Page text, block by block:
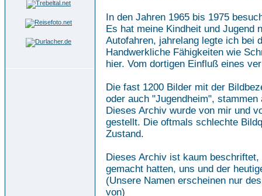
In den Jahren 1965 bis 1975
Es hat meine Kindheit und Jugend
Autofahren, jahrelang legte ich bei
Handwerkliche Fähigkeiten wie
hier. Vom dortigen Einfluß eines
Die fast 1200 Bilder mit der
oder auch "Jugendheim",
Dieses Archiv wurde von mir und
gestellt. Die oftmals schlechte
Zustand.
Dieses Archiv ist kaum
gemacht hatten, uns und der
(Unsere Namen erscheinen nur
von)